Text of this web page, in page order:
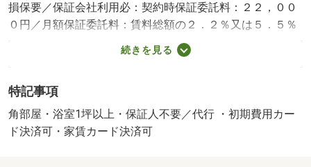
損保要／保証会社利用必：契約時保証委託料：２２，００
０円／月額保証委託料：賃料総額の２．２％又は５．５％
／退去時クリーニング費用￥６００００が契約時必要。貸
主インボイス登録あり／更新事務手数料２２０００円／ｒ
００円／バストイレ別／エアコン／ガスコンロ対応／フロ
ーリング／シャワー付洗面台／ＴＶインターホン／浴室乾
燥機／室内洗濯置／シューズボックス／システムキッチン
続きを見る
特記事項
角部屋・浴室1坪以上・保証人不要／代行 ・初期費用カー
ド決済可・家賃カード決済可